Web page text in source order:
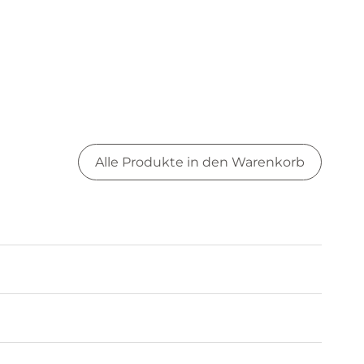
Alle Produkte in den Warenkorb